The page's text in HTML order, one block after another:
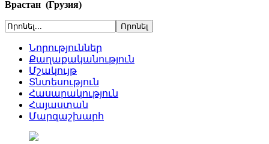
Врастан (Грузия)
Նորություններ
Քաղաքականություն
Մշակույթ
Տնտեսություն
Հասարակություն
Հայաստան
Մարզաշխարհ